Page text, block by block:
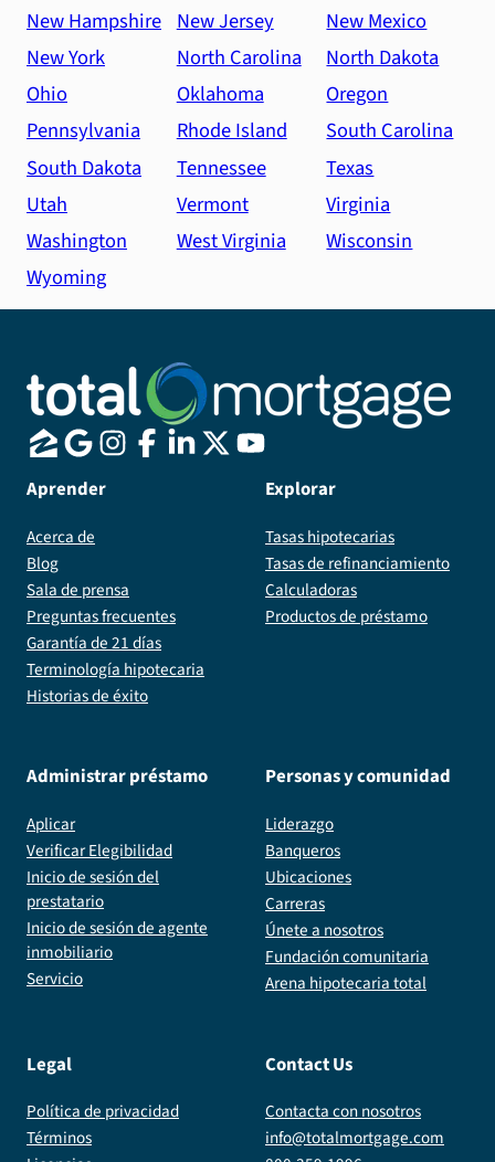
New Hampshire New Jersey
New Mexico
New York
North Carolina
North Dakota
Ohio
Oklahoma
Oregon
Pennsylvania
Rhode Island
South Carolina
South Dakota
Tennessee
Texas
Utah
Vermont
Virginia
Washington
West Virginia
Wisconsin
Wyoming
Aprender
Acerca de
Blog
Sala de prensa
Preguntas frecuentes
Garantía de 21 días
Terminología hipotecaria
Historias de éxito
Explorar
Tasas hipotecarias
Tasas de refinanciamiento
Calculadoras
Productos de préstamo
Administrar préstamo
Aplicar
Verificar Elegibilidad
Inicio de sesión del
prestatario
Inicio de sesión de agente
inmobiliario
Servicio
Personas y comunidad
Liderazgo
Banqueros
Ubicaciones
Carreras
Únete a nosotros
Fundación comunitaria
Arena hipotecaria total
Legal
Política de privacidad
Términos
Contact Us
Contacta con nosotros
info@totalmortgage.com